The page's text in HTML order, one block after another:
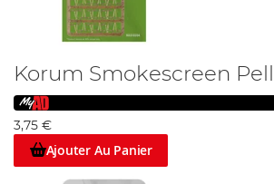
Korum Smokescreen
3,75 €
Ajouter Au Panier